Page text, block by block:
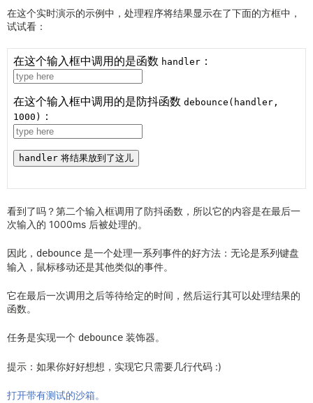
在这个实时演示的示例中，处理程序将结果显示在了下面的方框中，
试试看：
看到了吗？第二个输入框调用了防抖函数，所以它的内容是在最后一
次输入的 1000ms 后被处理的。
因此， debounce 是一个处理一系列事件的好方法：无论是系列键盘
输入，鼠标移动还是其他类似的事件。
它在最后一次调用之后等待给定的时间，然后运行其可以处理结果的
函数。
任务是实现一个 debounce 装饰器。
提示：如果你好好想想，实现它只需要几行代码 :)
打开带有测试的沙箱。